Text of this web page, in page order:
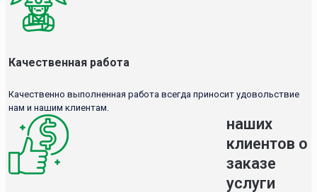
Качественная работа
Качественно выполненная работа всегда приносит удовольствие
нам и нашим клиентам.
наших
клиентов о
заказе
услуги